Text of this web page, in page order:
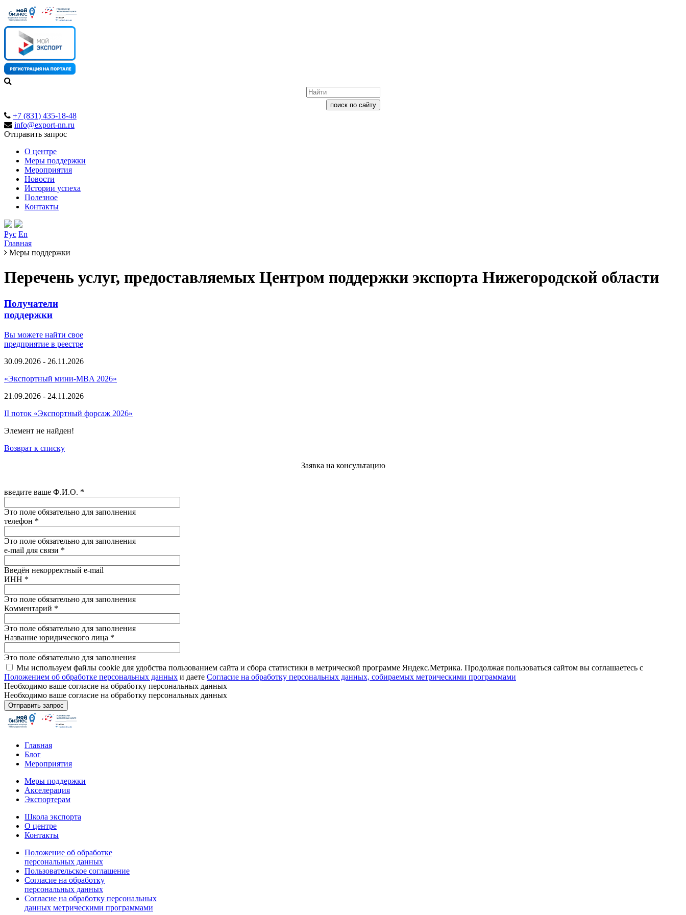
+7 (831) 435-18-48
info@export-nn.ru
Отправить запрос
О центре
Меры поддержки
Мероприятия
Новости
Истории успеха
Полезное
Контакты
Рус En
Главная
Меры поддержки
Перечень услуг, предоставляемых Центром поддержки экспорта Нижегородской области
Получатели
поддержки
Вы можете найти свое
предприятие в реестре
30.09.2026 - 26.11.2026
«Экспортный мини-MBA 2026»
21.09.2026 - 24.11.2026
II поток «Экспортный форсаж 2026»
Элемент не найден!
Возврат к списку
Заявка на консультацию
введите ваше Ф.И.О. *
Это поле обязательно для заполнения
телефон *
Это поле обязательно для заполнения
e-mail для связи *
Введён некорректный e-mail
ИНН *
Это поле обязательно для заполнения
Комментарий *
Это поле обязательно для заполнения
Название юридического лица *
Это поле обязательно для заполнения
Мы используем файлы cookie для удобства пользованием сайта и сбора статистики в метрической программе Яндекс.Метрика. Продолжая пользоваться сайтом вы соглашаетесь с
Положением об обработке персональных данных и даете Согласие на обработку персональных данных, собираемых метрическими программами
Необходимо ваше согласие на обработку персональных данных
Необходимо ваше согласие на обработку персональных данных
Главная
Блог
Мероприятия
Меры поддержки
Акселерация
Экспортерам
Школа экспорта
О центре
Контакты
Положение об обработке
персональных данных
Пользовательское соглашение
Согласие на обработку
персональных данных
Согласие на обработку персональных
данных метрическими программами